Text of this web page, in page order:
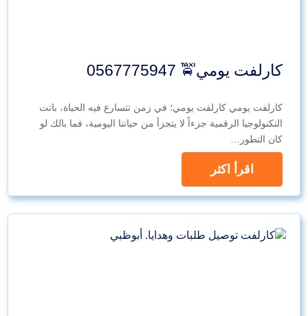
كارلفت يومي🚖 0567775947
كارلفت يومي كارلفت يومي؛ في زمن تتسارع فيه الحياة، باتت
التكنولوجيا الرقمية جزءاً لا يتجزأ من حياتنا اليومية، فما بالك لو
كان التطور…
اقرأ اكثر